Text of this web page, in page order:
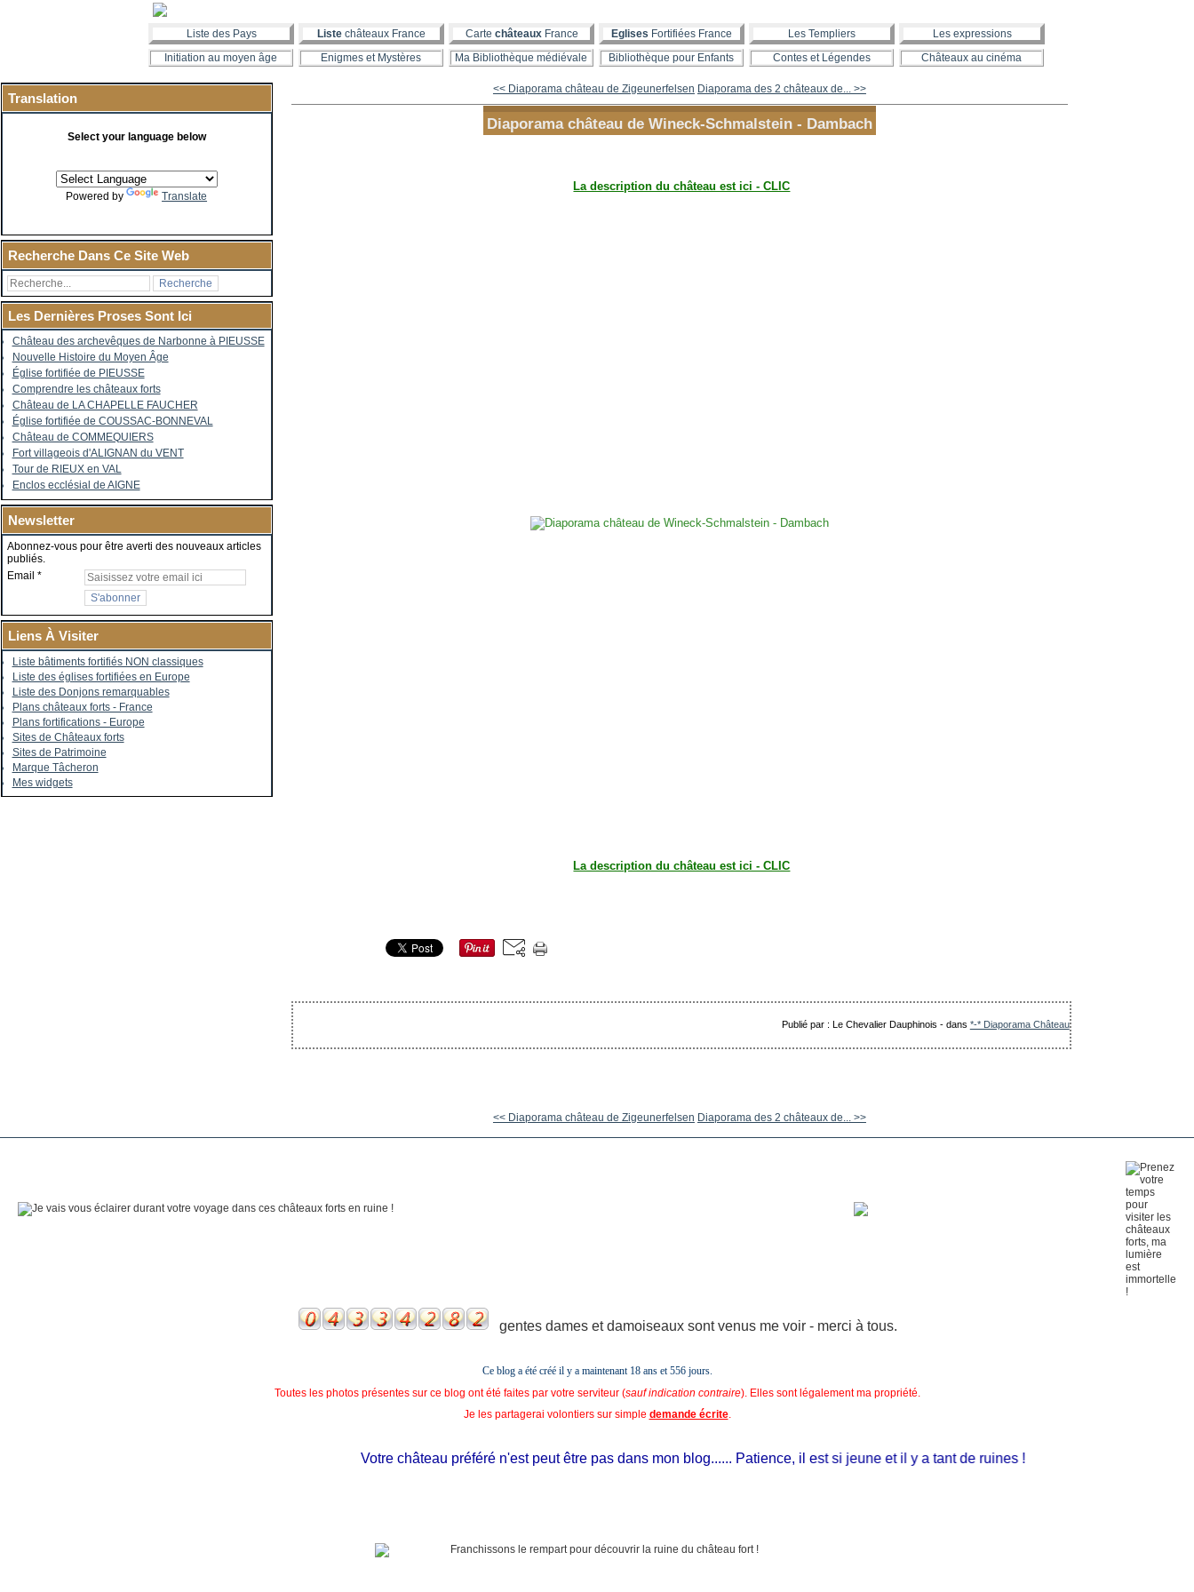
Liste des Pays Liste châteaux France Carte châteauxFrance Eglises Fortifiées France Les Templiers
Les expressions
Initiation au moyen âge
Enigmes et Mystères Ma Bibliothèque médiévale Bibliothèque pour Enfants Contes et Légendes Châteaux au cinéma
Translation
Select your language below
Powered by Translate
Recherche Dans Ce Site Web
Les Dernières Proses Sont Ici
Château des archevêques de Narbonne à PIEUSSE
Nouvelle Histoire du Moyen Âge
Église fortifiée de PIEUSSE
Comprendre les châteaux forts
Château de LA CHAPELLE FAUCHER
Église fortifiée de COUSSAC-BONNEVAL
Château de COMMEQUIERS
Fort villageois d'ALIGNAN du VENT
Tour de RIEUX en VAL
Enclos ecclésial de AIGNE
Newsletter
Abonnez-vous pour être averti des nouveaux articles
publiés.
Email
Liens À Visiter
Liste bâtiments fortifiés NON classiques
Liste des églises fortifiées en Europe
Liste des Donjons remarquables
Plans châteaux forts - France
Plans fortifications - Europe
Sites de Châteaux forts
Sites de Patrimoine
Marque Tâcheron
Mes widgets
<< Diaporama château de Zigeunerfelsen Diaporama des 2 châteaux de... >>
Diaporama château de Wineck-Schmalstein - Dambach
La description du château est ici - CLIC
La description du château est ici - CLIC
Publié par : Le Chevalier Dauphinois -dans *-* Diaporama Château
<< Diaporama château de Zigeunerfelsen Diaporama des 2 châteaux de... >>
gentes dames et damoiseaux sont venus me voir - merci à tous.
Ce blog a été créé il y a maintenant 18 ans et556 jours.
Toutes les photos présentes sur ce blog ont été faites par votre serviteur (sauf indication contraire). Elles sont légalement ma propriété.
Je les partagerai volontiers sur simple demande écrite.
Votre château préféré n'est peut être pas dans mon blog...... Patience, il est si jeune et il y a tant de ruines !